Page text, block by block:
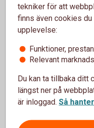
tekniker för att
finns även cookies
upplevelse:
Funktioner,
Relevant
Du kan ta tillbaka ditt
längst ner på
är inloggad. Så